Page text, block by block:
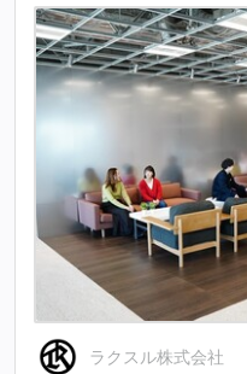
ラクスル株式会社